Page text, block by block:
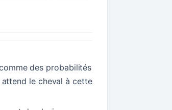
des probabilités
le cheval à cette